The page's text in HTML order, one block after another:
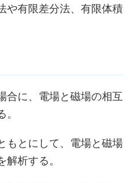
や有限差分法、有限体積
に、電場と磁場の相互
もとにして、電場と磁場
析する。